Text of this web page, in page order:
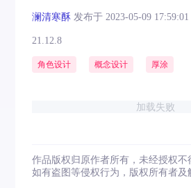
澜清寒酥 发布于 2023-05-09 17:59:01
21.12.8
角色设计 概念设计 厚涂
加载失败
作品版权归原作者所有，未经授权不
如有盗图等侵权行为，版权所有者及